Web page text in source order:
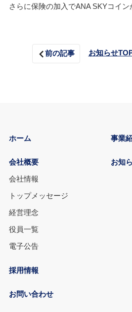
さらに保険の加入でANA SKYコイン
前の記事 お知らせ
ホーム
会社概要
会社情報
トップメッセージ
経営理念
役員一覧
電子公告
事業
お知
採用情報
お問い合わせ